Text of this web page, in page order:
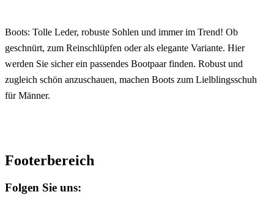
Boots: Tolle Leder, robuste Sohlen und immer im Trend! Ob
geschnürt, zum Reinschlüpfen oder als elegante Variante. Hier
werden Sie sicher ein passendes Bootpaar finden. Robust und
zugleich schön anzuschauen, machen Boots zum Lielblingsschuh
für Männer.
Footerbereich
Folgen Sie uns: